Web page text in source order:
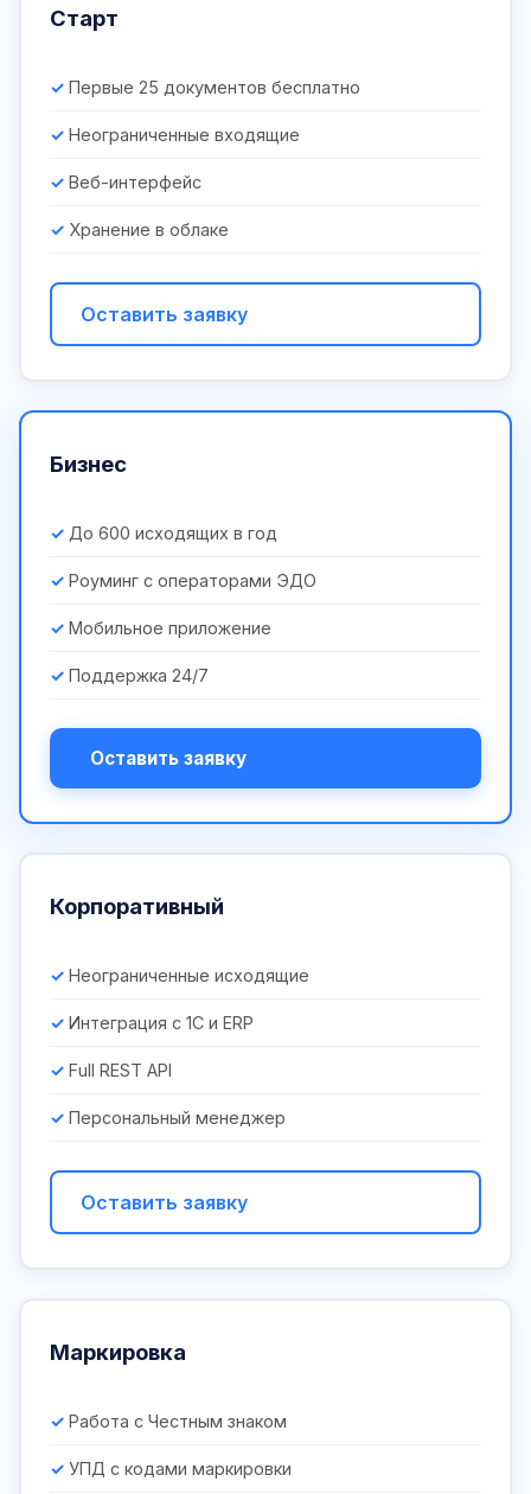
Старт
Первые 25 документов бесплатно
Неограниченные входящие
Веб-интерфейс
Хранение в облаке
Оставить заявку
Бизнес
До 600 исходящих в год
Роуминг с операторами ЭДО
Мобильное приложение
Поддержка 24/7
Оставить заявку
Корпоративный
Неограниченные исходящие
Интеграция с 1С и ERP
Full REST API
Персональный менеджер
Оставить заявку
Маркировка
Работа с Честным знаком
УПД с кодами маркировки